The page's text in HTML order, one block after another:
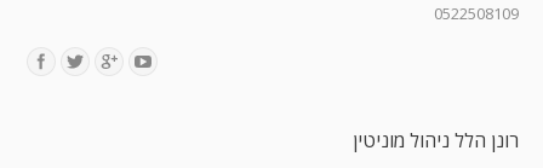
0522508109
רונן הלל ניהול מוניטין